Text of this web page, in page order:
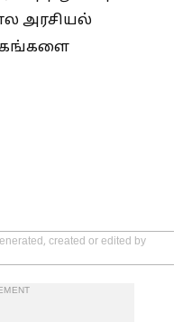
அரசியல்
created or edited by